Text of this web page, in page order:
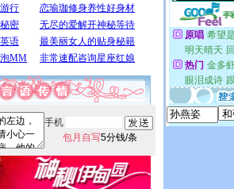
手机
包月自写5分钱/条